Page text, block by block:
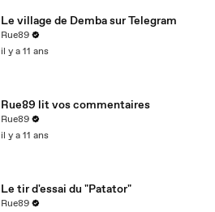
Le village de Demba sur Telegram
Rue89
il y a 11 ans
Rue89 lit vos commentaires
Rue89
il y a 11 ans
Le tir d'essai du "Patator"
Rue89